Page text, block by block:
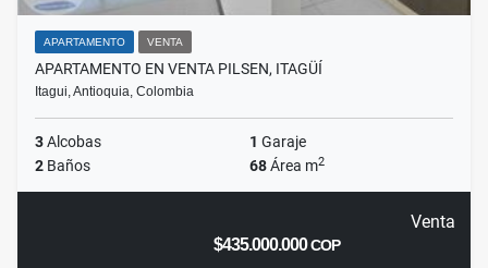
APARTAMENTO VENTA
APARTAMENTO EN VENTA PILSEN, ITAGÜÍ
Itagui, Antioquia, Colombia
3Alcobas 1 Garaje
2 Baños 68Área m2
Venta
$435.000.000COP